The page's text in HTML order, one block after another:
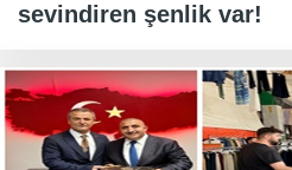
sevindiren şenlik var!